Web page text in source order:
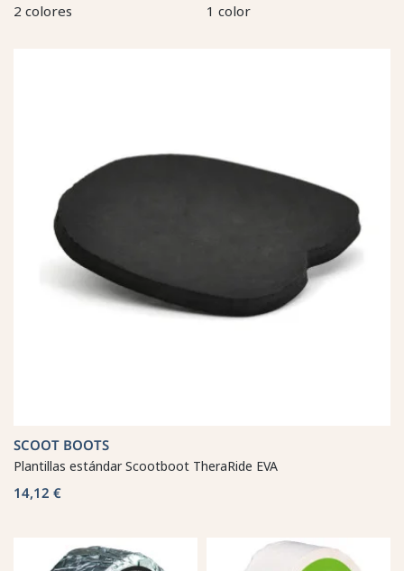
2 colores
1 color
SCOOT BOOTS
Plantillas estándar Scootboot TheraRide EVA
14,12 €